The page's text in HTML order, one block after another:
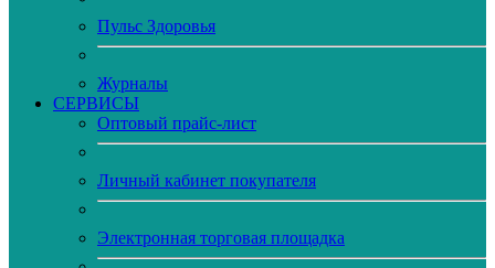
Пульс Здоровья
Журналы
CЕРВИСЫ
Оптовый прайс-лист
Личный кабинет покупателя
Электронная торговая площадка